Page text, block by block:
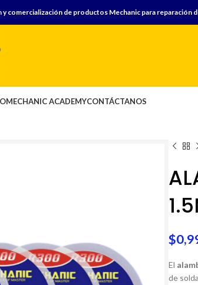
comercialización de productos Mechanic para reparación
MECHANIC ACADEMYCONTÁCTANOS
$
El
de